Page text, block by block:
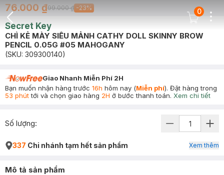
Back Icon
Cart Icon
0
76.000 ₫99.000 ₫ -23%
Secret Key
CHÌ KẺ MÀY SIÊU MẢNH CATHY DOLL SKINNY BROW
PENCIL 0.05G #05 MAHOGANY
(SKU: 309300140)
Giao Nhanh Miễn Phí 2H
Bạn muốn nhận hàng trước 16h hôm nay (Miễn phí). Đặt hàng trong
53 phúttới và chọn giao hàng 2H ở bước thanh toán. Xem chi tiết
Số lượng:
337 Chi nhánh tạm hết sản phẩm Xem thêm
Mô tả sản phẩm